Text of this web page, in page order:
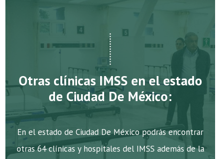
Otras clínicas IMSS en el estado
de Ciudad De México:
En el estado de Ciudad De México podrás encontrar
otras 64 clínicas y hospitales del IMSS además de la